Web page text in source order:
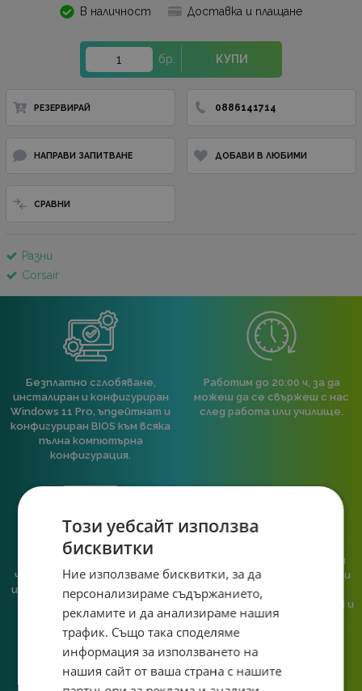
В наличност Доставка и плащане
бр. КУПИ
РЕЗЕРВИРАЙ 0886141714
НАПРАВИ ЗАПИТВАНЕ ДОБАВИ В ЛЮБИМИ
СРАВНИ
Разни
Corsair
Безплатно сглобяване,
инсталиран и конфигуриран
Windows 11 Pro, ъпдейтнат и
конфигуриран BIOS към всяка
пълна компютърна
конфигурация.
Работим до 20:00 ч, за да
можеш да се свържеш с нас
след работа или училище.
човек, не с чатбот, когато
имаш нужда от консултация
или справяне с проблем.
Сглобяваме, поддържаме и
обслужваме. Като магазин и
сервиз на едно място
гарантираме бърза реакция и
познаване на твоята
Този уебсайт използва
бисквитки
Ние използваме бисквитки, за да
персонализираме съдържанието,
рекламите и да анализираме нашия
трафик. Също така споделяме
информация за използването на
нашия сайт от ваша страна с нашите